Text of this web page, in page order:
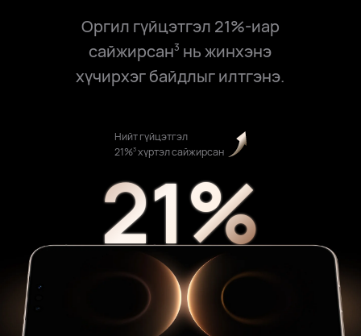
Оргил гүйцэтгэл 21%-иар
сайжирсан3 нь жинхэнэ
хүчирхэг байдлыг илтгэнэ.
Нийт гүйцэтгэл
21%3 хүртэл сайжирсан
21%
21%